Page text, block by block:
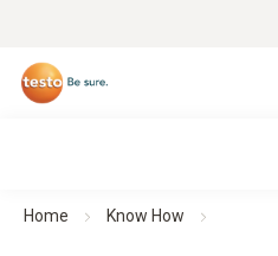
Home Know How